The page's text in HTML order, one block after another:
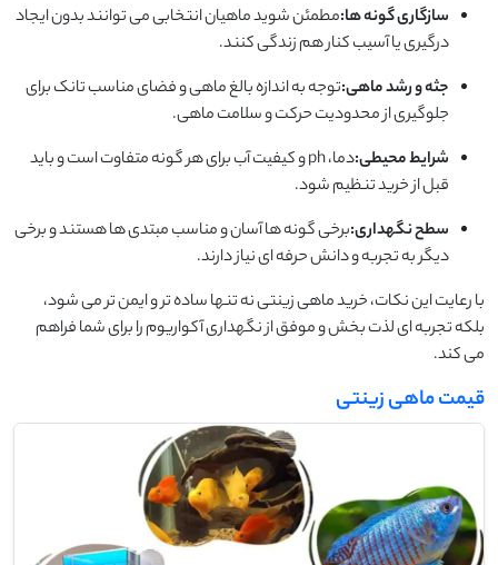
سازگاری گونه ها:مطمئن شوید ماهیان انتخابی می توانند بدون ایجاد
درگیری یا آسیب کنار هم زندگی کنند.
جثه و رشد ماهی:توجه به اندازه بالغ ماهی و فضای مناسب تانک برای
جلوگیری از محدودیت حرکت و سلامت ماهی.
شرایط محیطی:
دما، ph و کیفیت آب برای هر گونه متفاوت است و باید
قبل از خرید تنظیم شود.
سطح نگهداری:برخی گونه ها آسان و مناسب مبتدی ها هستند و برخی
دیگر به تجربه و دانش حرفه ای نیاز دارند.
با رعایت این نکات، خرید ماهی زینتی نه تنها ساده تر و ایمن تر می شود،
بلکه تجربه ای لذت بخش و موفق از نگهداری آکواریوم را برای شما فراهم
می کند.
قیمت ماهی زینتی